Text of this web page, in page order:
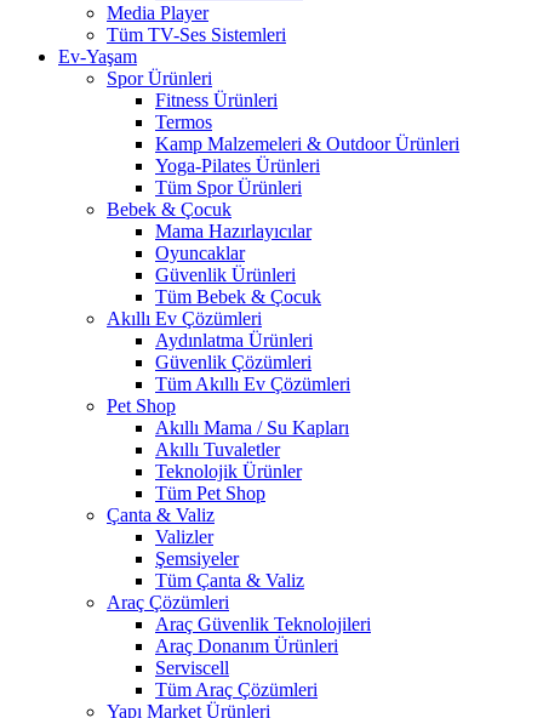
Media Player
Tüm TV-Ses Sistemleri
Ev-Yaşam
Spor Ürünleri
Fitness Ürünleri
Termos
Kamp Malzemeleri & Outdoor Ürünleri
Yoga-Pilates Ürünleri
Tüm Spor Ürünleri
Bebek & Çocuk
Mama Hazırlayıcılar
Oyuncaklar
Güvenlik Ürünleri
Tüm Bebek & Çocuk
Akıllı Ev Çözümleri
Aydınlatma Ürünleri
Güvenlik Çözümleri
Tüm Akıllı Ev Çözümleri
Pet Shop
Akıllı Mama / Su Kapları
Akıllı Tuvaletler
Teknolojik Ürünler
Tüm Pet Shop
Çanta & Valiz
Valizler
Şemsiyeler
Tüm Çanta & Valiz
Araç Çözümleri
Araç Güvenlik Teknolojileri
Araç Donanım Ürünleri
Serviscell
Tüm Araç Çözümleri
Yapı Market Ürünleri